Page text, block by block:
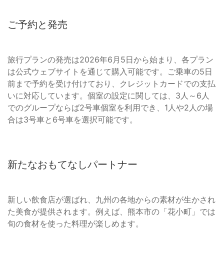
ご予約と発売
旅行プランの発売は2026年6月5日から始まり、各プラン
は公式ウェブサイトを通じて購入可能です。ご乗車の5日
前まで予約を受け付けており、クレジットカードでの支払
いに対応しています。個室の設定に関しては、3人～6人
でのグループならば2号車個室を利用でき、1人や2人の場
合は3号車と6号車を選択可能です。
新たなおもてなしパートナー
新しい飲食店が選ばれ、九州の各地からの素材が生かされ
た美食が提供されます。例えば、熊本市の「花小町」では
旬の食材を使った料理が楽しめます。